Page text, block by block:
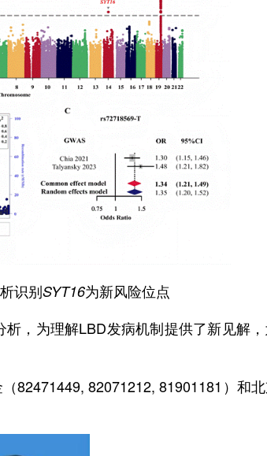
识别SYT16为新风险位点
析，为理解LBD发病机制提供了新见解
82471449, 82071212, 81901181 ）和